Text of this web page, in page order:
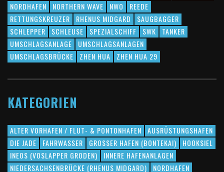
NORDHAFEN
NORTHERN WAVE NWO
REEDE
RETTUNGSKREUZER
RHENUS MIDGARD
SAUGBAGGER
SCHLEPPER
SCHLEUSE SPEZIALSCHIFF SWK
TANKER
UMSCHLAGSANLAGE
UMSCHLAGSANLAGEN
UMSCHLAGSBRÜCKE
ZHEN HUA ZHEN HUA 29
KATEGORIEN
ALTER VORHAFEN / FLUT- & PONTONHAFEN
AUSRÜSTUNGSHAFEN
DIE JADE
FAHRWASSER GROSSER HAFEN (BONTEKAI)
HOOKSIEL
INEOS (VOSLAPPER GRODEN)
INNERE HAFENANLAGEN
NIEDERSACHSENBRÜCKE (RHENUS MIDGARD)
NORDHAFEN